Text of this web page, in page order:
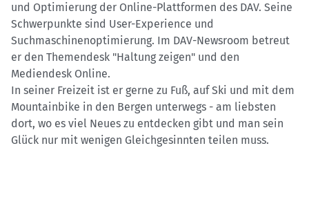
und Optimierung der Online-Plattformen des DAV. Seine
Schwerpunkte sind User-Experience und
Suchmaschinenoptimierung. Im DAV-Newsroom betreut
er den Themendesk "Haltung zeigen" und den
Mediendesk Online.
In seiner Freizeit ist er gerne zu Fuß, auf Ski und mit dem
Mountainbike in den Bergen unterwegs - am liebsten
dort, wo es viel Neues zu entdecken gibt und man sein
Glück nur mit wenigen Gleichgesinnten teilen muss.